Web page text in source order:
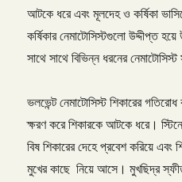
আটকে ধরে এবং মূলদেহ ও কর্ষিকা
কর্ষিকার নেমাটোসিস্টগুলো উদ্দীপ্ত
সাথে সাথে বিভিন্ন ধরনের
ভলভেন্ট নেমাটোসিস্ট শিকারের
ক্ষরণ করে শিকারকে আটকে ধরে।
বিষ শিকারের দেহে প্রবেশ করিয়ে
মুখের কাছে নিয়ে আসে। মুখছিদ্র